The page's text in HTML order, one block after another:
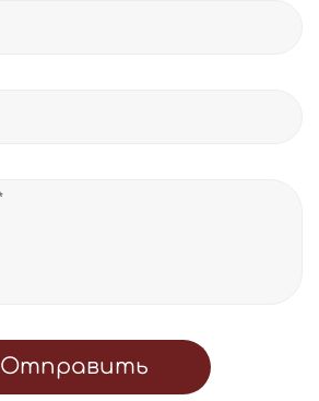
Отправить